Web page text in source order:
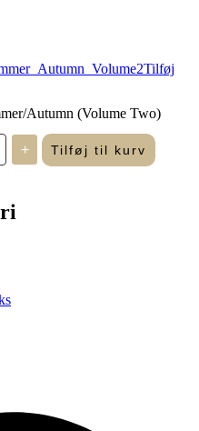
Tilføj
Autumn (Volume Two)
+ Tilføj til kurv